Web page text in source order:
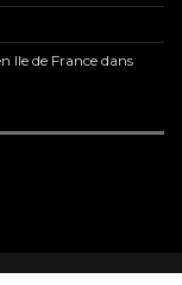
Ile de France dans